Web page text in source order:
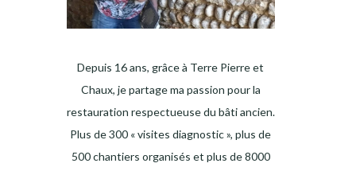
Depuis 16 ans, grâce à Terre Pierre et
Chaux, je partage ma passion pour la
restauration respectueuse du bâti ancien.
Plus de 300 « visites diagnostic », plus de
500 chantiers organisés et plus de 8000